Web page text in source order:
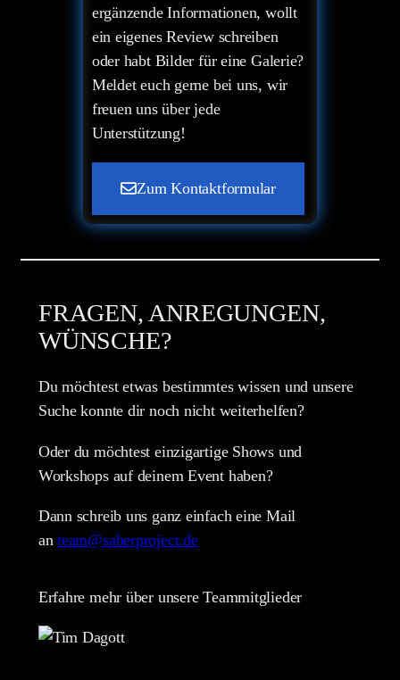
ergänzende Informationen, wollt
ein eigenes Review schreiben
oder habt Bilder für eine Galerie?
Meldet euch gerne bei uns, wir
freuen uns über jede
Unterstützung!
Zum Kontaktformular
FRAGEN, ANREGUNGEN,
WÜNSCHE?
Du möchtest etwas bestimmtes wissen und unsere
Suche konnte dir noch nicht weiterhelfen?
Oder du möchtest einzigartige Shows und
Workshops auf deinem Event haben?
Dann schreib uns ganz einfach eine Mail
anteam@saberproject.de
Erfahre mehr über unsere Teammitglieder